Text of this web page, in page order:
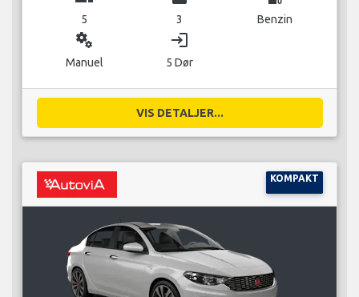
5 3 Benzin
miscellaneous_services
Manuel
login
5 Dør
VIS DETALJER...
KOMPAKT